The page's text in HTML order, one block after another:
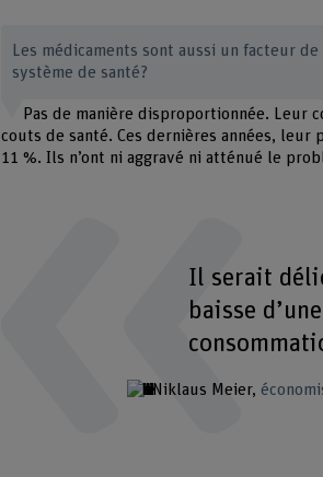
Les médicaments sont aussi un facteur
système de santé?
Pas de manière disproportionnée. Leur
couts de santé. Ces dernières années,
11 %. Ils n’ont ni aggravé ni atténué le
Il serait
baisse
Niklaus Meier